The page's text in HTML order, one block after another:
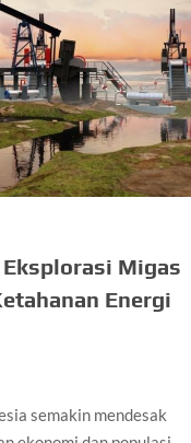
Eksplorasi Migas
Energi
semakin mendesak